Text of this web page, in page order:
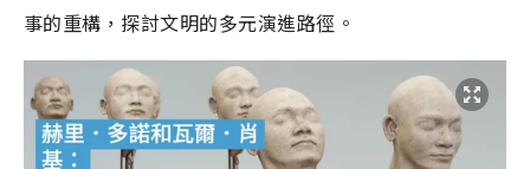
事的重構，探討文明的多元演進路徑。